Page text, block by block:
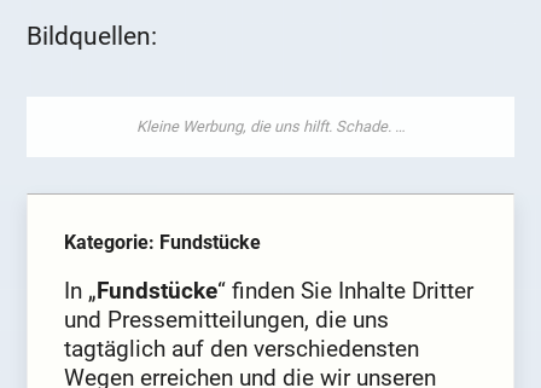
Bildquellen:
Kategorie: Fundstücke
In „Fundstücke“ finden Sie Inhalte Dritter
und Pressemitteilungen, die uns
tagtäglich auf den verschiedensten
Wegen erreichen und die wir unseren